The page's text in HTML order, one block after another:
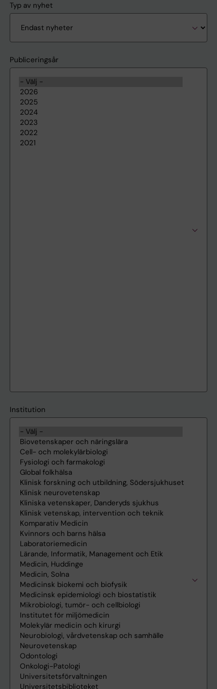
Typ av nyhet
Publiceringsår
Institution